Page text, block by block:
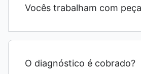
Vocês trabalham com
O diagnóstico é cobrado?